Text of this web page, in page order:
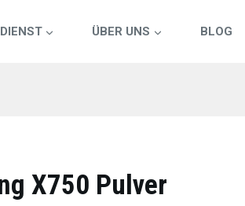
DIENST ÜBER UNS BLOG
X750 Pulver